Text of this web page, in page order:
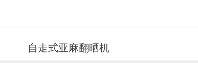
自走式亚麻翻晒机